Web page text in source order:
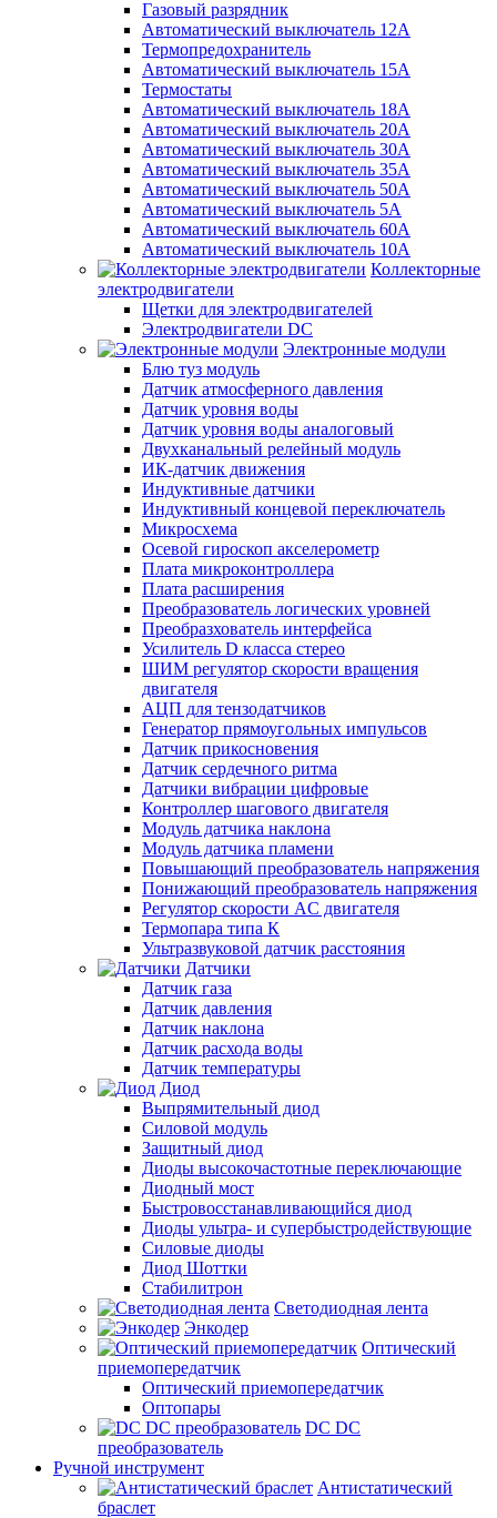
Газовый разрядник
Автоматический выключатель 12А
Термопредохранитель
Автоматический выключатель 15А
Термостаты
Автоматический выключатель 18А
Автоматический выключатель 20А
Автоматический выключатель 30А
Автоматический выключатель 35А
Автоматический выключатель 50А
Автоматический выключатель 5А
Автоматический выключатель 60А
Автоматический выключатель 10А
Коллекторные
электродвигатели
Щетки для электродвигателей
Электродвигатели DC
Электронные модули
Блю туз модуль
Датчик атмосферного давления
Датчик уровня воды
Датчик уровня воды аналоговый
Двухканальный релейный модуль
ИК-датчик движения
Индуктивные датчики
Индуктивный концевой переключатель
Микросхема
Осевой гироскоп акселерометр
Плата микроконтроллера
Плата расширения
Преобразователь логических уровней
Преобразхователь интерфейса
Усилитель D класса стерео
ШИМ регулятор скорости вращения
двигателя
АЦП для тензодатчиков
Генератор прямоугольных импульсов
Датчик прикосновения
Датчик сердечного ритма
Датчики вибрации цифровые
Контроллер шагового двигателя
Модуль датчика наклона
Модуль датчика пламени
Повышающий преобразователь напряжения
Понижающий преобразователь напряжения
Регулятор скорости AC двигателя
Термопара типа К
Ультразвуковой датчик расстояния
Датчики
Датчик газа
Датчик давления
Датчик наклона
Датчик расхода воды
Датчик температуры
Диод
Выпрямительный диод
Силовой модуль
Защитный диод
Диоды высокочастотные переключающие
Диодный мост
Быстровосстанавливающийся диод
Диоды ультра- и супербыстродействующие
Силовые диоды
Диод Шоттки
Стабилитрон
Светодиодная лента
Энкодер
Оптический
приемопередатчик
Оптический приемопередатчик
Оптопары
DC DC
преобразователь
Ручной инструмент
Антистатический
браслет